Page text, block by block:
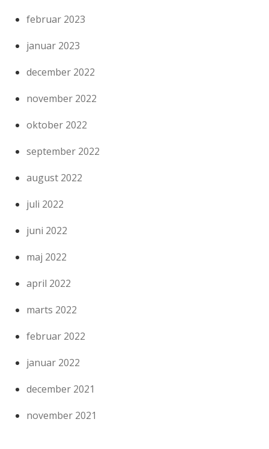
februar 2023
januar 2023
december 2022
november 2022
oktober 2022
september 2022
august 2022
juli 2022
juni 2022
maj 2022
april 2022
marts 2022
februar 2022
januar 2022
december 2021
november 2021